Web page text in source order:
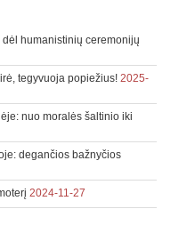
humanistinių ceremonijų
tegyvuoja popiežius! 2025-
nuo moralės šaltinio iki
degančios bažnyčios
2024-11-27